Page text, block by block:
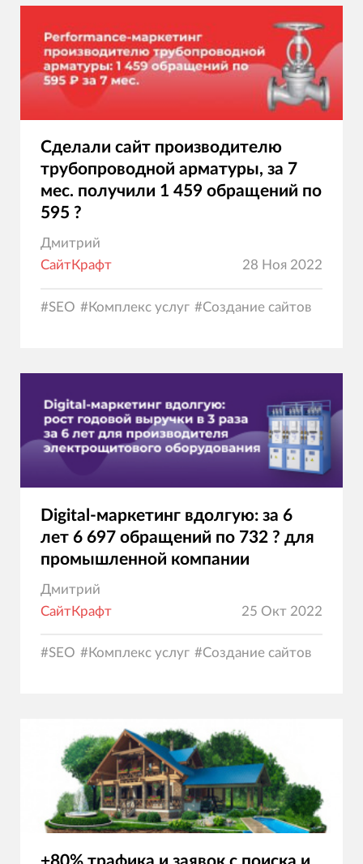
Сделали сайт производителю
трубопроводной арматуры, за 7
мес. получили 1 459 обращений по
595 ?
Дмитрий
СайтКрафт
28 Ноя 2022
#SEO #Комплекс услуг #Создание сайтов
Digital-маркетинг вдолгую: за 6
лет 6 697 обращений по 732 ? для
промышленной компании
Дмитрий
СайтКрафт
25 Окт 2022
#SEO #Комплекс услуг #Создание сайтов